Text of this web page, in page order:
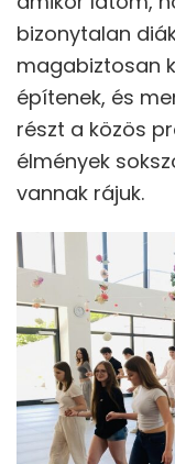
bizonytalan
magabiztosan
építenek, és
részt a közös
élmények
vannak rájuk.